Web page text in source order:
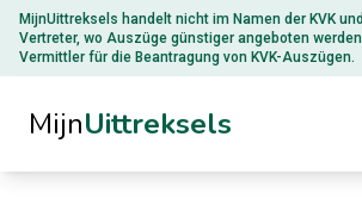
MijnUittreksels handelt nicht im Namen der KVK
Vertreter, wo Auszüge günstiger angeboten
Vermittler für die Beantragung von KVK-Auszügen.
MijnUittreksels